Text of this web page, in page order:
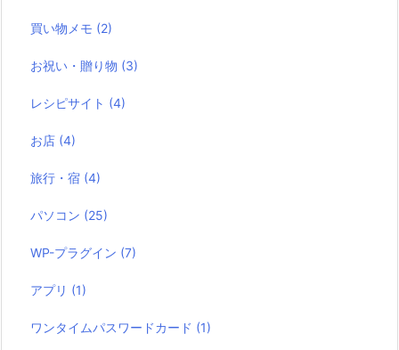
買い物メモ (2)
お祝い・贈り物 (3)
レシピサイト (4)
お店 (4)
旅行・宿 (4)
パソコン (25)
WP-プラグイン (7)
アプリ (1)
ワンタイムパスワードカード (1)